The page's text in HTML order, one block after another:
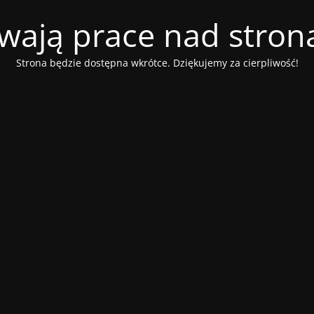
prace nad
Strona będzie dostępna wkrótce. Dziękujemy za cierpliwość!